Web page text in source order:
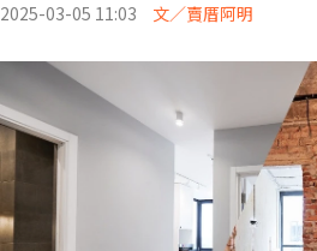
2025-03-05 11:03 文／賣厝阿明